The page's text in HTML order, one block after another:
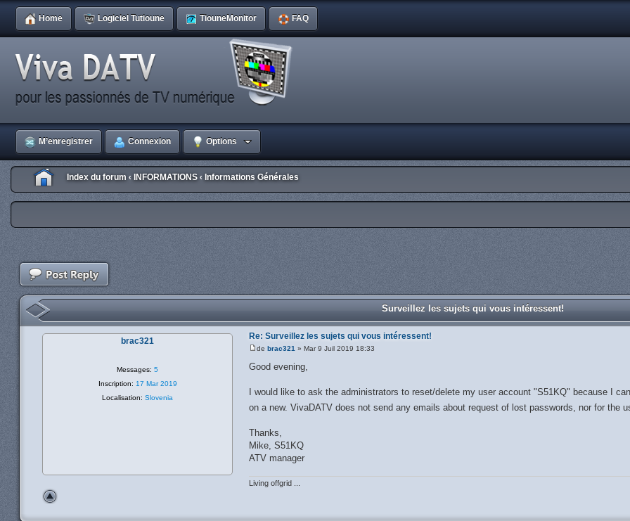
Home Logiciel Tutioune TiouneMonitor FAQ
M’enregistrer Connexion Options
Index du forum ‹ INFORMATIONS ‹ Informations Générales
Surveillez les sujets qui vous intéressent!
Re: Surveillez les sujets qui vous intéressent!
de brac321 » Mar 9 Juil 2019 18:33
Good evening,
I would like to ask the administrators to reset/delete my user account "S51KQ" because I
on a new. VivaDATV does not send any emails about request of lost passwords, nor for
Thanks,
Mike, S51KQ
ATV manager
Living offgrid ...
brac321
Messages: 5
Inscription: 17 Mar 2019
Localisation: Slovenia